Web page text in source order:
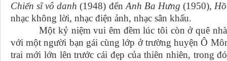
Chiến sĩ vô danh(1948) đến Anh Ba Hưng (1950),
nhạc không lời, nhạc điện ảnh, nhạc sân khấu.
Một kỷ niệm vui êm đềm lúc tôi còn ở quê nhà
với một người bạn gái cùng lớp ở trường huyện Ô
trai mới lớn lên trước cái đẹp của thiên nhiên, trong